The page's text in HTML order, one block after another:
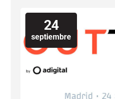
24
septiembre